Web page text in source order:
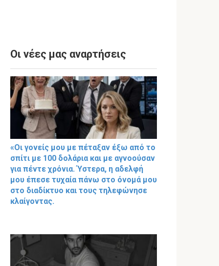
Οι νέες μας αναρτήσεις
«Οι γονείς μου με πέταξαν έξω από το
σπίτι με 100 δολάρια και με αγνοούσαν
για πέντε χρόνια. Ύστερα, η αδελφή
μου έπεσε τυχαία πάνω στο όνομά μου
στο διαδίκτυο και τους τηλεφώνησε
κλαίγοντας.